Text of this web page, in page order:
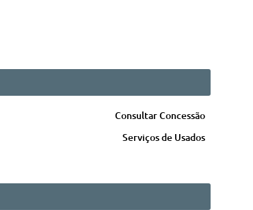
Consultar Concessão
Serviços de Usados